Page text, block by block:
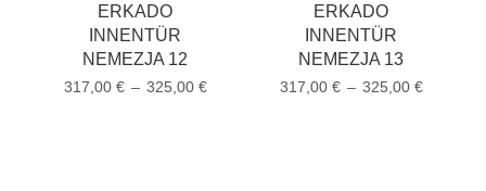
ERKADO
INNENTÜR
NEMEZJA 12
317,00 € – 325,00 €
ERKADO
INNENTÜR
NEMEZJA 13
317,00 € – 325,00 €